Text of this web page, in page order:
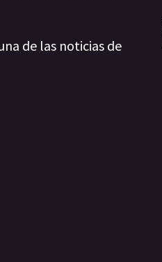
de las noticias de